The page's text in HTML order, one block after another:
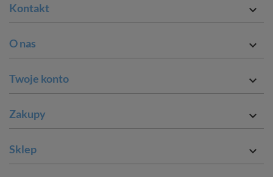
Kontakt 
O nas 
Twoje konto 
Zakupy 
Sklep 